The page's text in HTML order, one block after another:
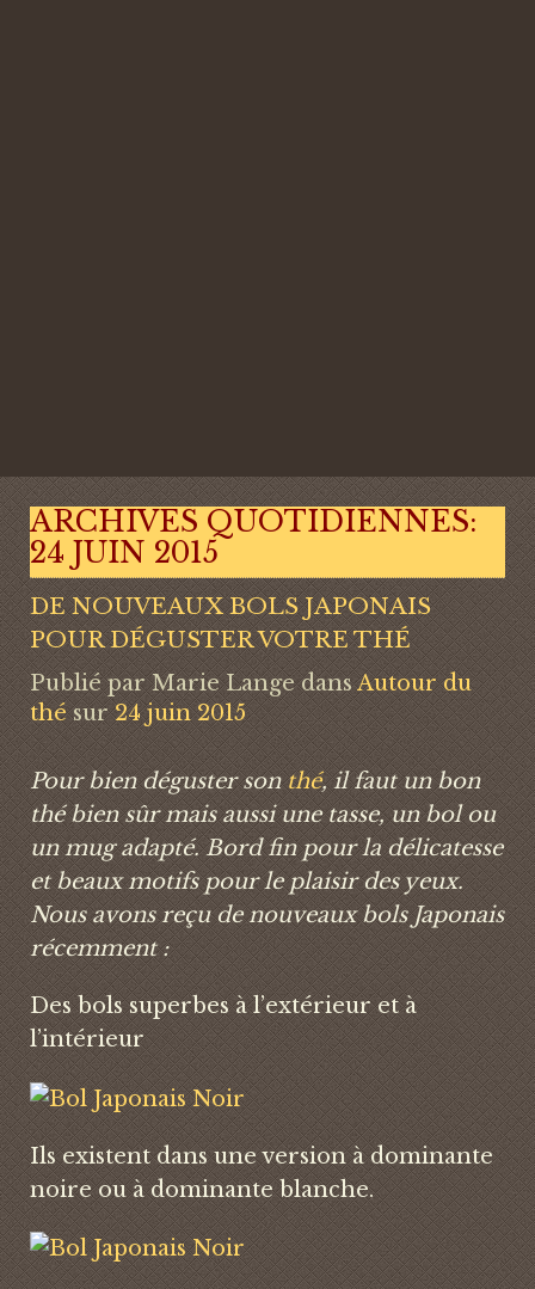
ARCHIVES QUOTIDIENNES:
24 JUIN 2015
DE NOUVEAUX BOLS JAPONAIS
POUR DÉGUSTER VOTRE THÉ
Publié parMarie LangedansAutour du
thésur24 juin 2015
Pour bien déguster sonthé, il faut un bon
thé bien sûr mais aussi une tasse, un bol ou
un mug adapté. Bord fin pour la délicatesse
et beaux motifs pour le plaisir des yeux.
Nous avons reçu de nouveaux bols Japonais
récemment :
Des bols superbes à l’extérieur et à
l’intérieur
Ils existent dans une version à dominante
noire ou à dominante blanche.